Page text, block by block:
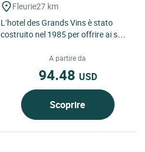
Fleurie27 km
L’hotel des Grands Vins è stato
costruito nel 1985 per offrire ai suoi
A partire da
94.48 USD
Scoprire